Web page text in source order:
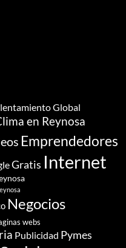
Global
en Reynosa
Emprendedores
Gratis Internet
Negocios
webs
Publicidad Pymes